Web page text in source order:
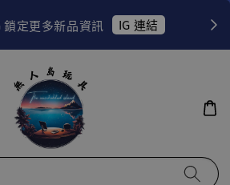
鎖定更多新品資訊 IG 連結